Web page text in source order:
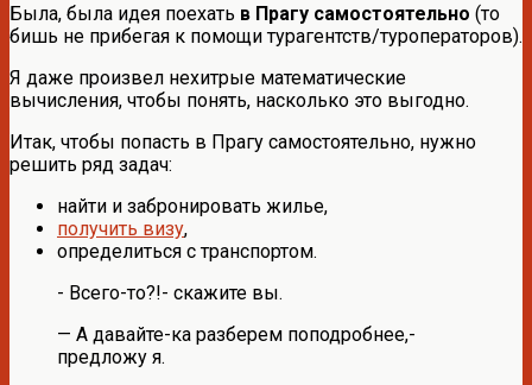
Была, была идея поехать в Прагу самостоятельно (то
бишь не прибегая к помощи турагентств/туроператоров).
Я даже произвел нехитрые математические
вычисления, чтобы понять, насколько это выгодно.
Итак, чтобы попасть в Прагу самостоятельно, нужно
решить ряд задач:
найти и забронировать жилье,
получить визу,
определиться с транспортом.
- Всего-то?!- скажите вы.
— А давайте-ка разберем поподробнее,-
предложу я.